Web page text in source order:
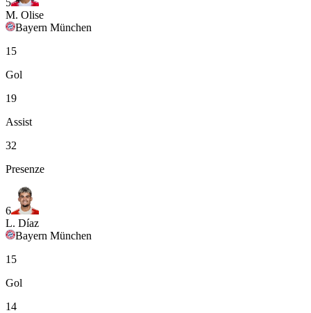
M. Olise
Bayern München
15
Gol
19
Assist
32
Presenze
6
L. Díaz
Bayern München
15
Gol
14